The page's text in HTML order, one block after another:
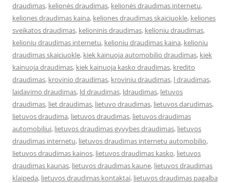
draudimas, kelionės draudimas, kelionės draudimas internetu,
keliones draudimas kaina, keliones draudimas skaiciuokle, keliones
sveikatos draudimas, kelioninis draudimas, kelioniu draudimas,
kelionių draudimas internetu, kelionių draudimas kaina, kelioniu
draudimas skaiciuokle, kiek kainuoja automobilio draudimas, kiek
kainuoja draudimas, kiek kainuoja kasko draudimas, kredito
draudimas, krovinio draudimas, kroviniu draudimas, l draudimas,
laidavimo draudimas, ld draudimas, ldraudimas, letuvos
draudimas, liet draudimas, lietuvo draudimas, lietuvos darudimas,
lietuvos draudima, lietuvos draudimas, lietuvos draudimas
automobiliui, lietuvos draudimas gyvybes draudimas, lietuvos
draudimas internetu, lietuvos draudimas internetu automobilio,
lietuvos draudimas kainos, lietuvos draudimas kasko, lietuvos
draudimas kaunas, lietuvos draudimas kaune, lietuvos draudimas
klaipeda, lietuvos draudimas kontaktai, lietuvos draudimas pagalba